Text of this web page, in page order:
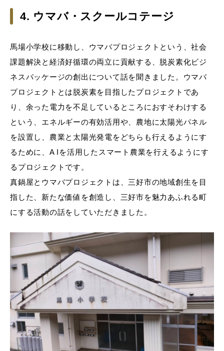
4. ウマバ・スクールコテージ
馬場小学校に移動し、ウマバプロジェクトという、社会
課題解決と経済好循環の両立に貢献する、脱炭素化ビジ
ネスパッケージの創出について話を聞きました。ウマバ
プロジェクトとは脱炭素を目指したプロジェクトであ
り、余った電力を不足しているところにおすそわけする
という、エネルギーの有効活用や、農地に太陽光パネル
を設置し、農業と太陽光発電をどちらも行えるようにす
るために、A Iを活用したスマート農業を行えるようにす
るプロジェクトです。
真鍋屋とウマバプロジェクトは、三好市の地域創生を目
指した、新たな価値を創造し、三好市を魅力あふれる町
にする活動の話をしていただきました。